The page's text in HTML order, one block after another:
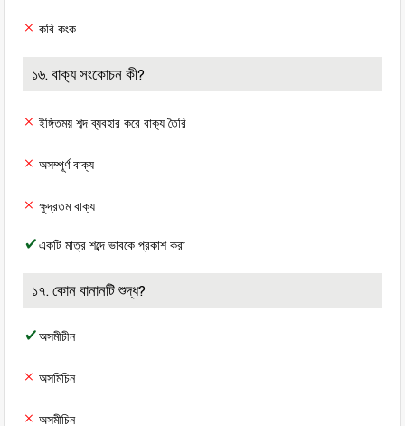
কবি কংক
১৬. বাক্য সংকোচন কী?
ইঙ্গিতময় শব্দ ব্যবহার করে বাক্য তৈরি
অসম্পূর্ণ বাক্য
ক্ষুদ্রতম বাক্য
একটি মাত্র শব্দে ভাবকে প্রকাশ করা
১৭. কোন বানানটি শুদ্ধ?
অসমীচীন
অসমিচিন
অসমীচিন